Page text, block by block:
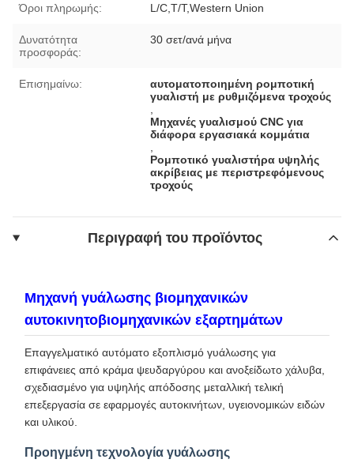
Όροι πληρωμής: L/C,T/T,Western Union
Δυνατότητα
προσφοράς:
30 σετ/ανά μήνα
Επισημαίνω:
αυτοματοποιημένη ρομποτική
γυαλιστή με ρυθμιζόμενα τροχούς
Μηχανές γυαλισμού CNC για
διάφορα εργασιακά κομμάτια
Ρομποτικό γυαλιστήρα υψηλής
ακρίβειας με περιστρεφόμενους
τροχούς
Περιγραφή του προϊόντος
Μηχανή γυάλωσης βιομηχανικών
αυτοκινητοβιομηχανικών εξαρτημάτων
Επαγγελματικό αυτόματο εξοπλισμό γυάλωσης για
επιφάνειες από κράμα ψευδαργύρου και ανοξείδωτο χάλυβα,
σχεδιασμένο για υψηλής απόδοσης μεταλλική τελική
επεξεργασία σε εφαρμογές αυτοκινήτων, υγειονομικών ειδών
και υλικού.
Προηγμένη τεχνολογία γυάλωσης